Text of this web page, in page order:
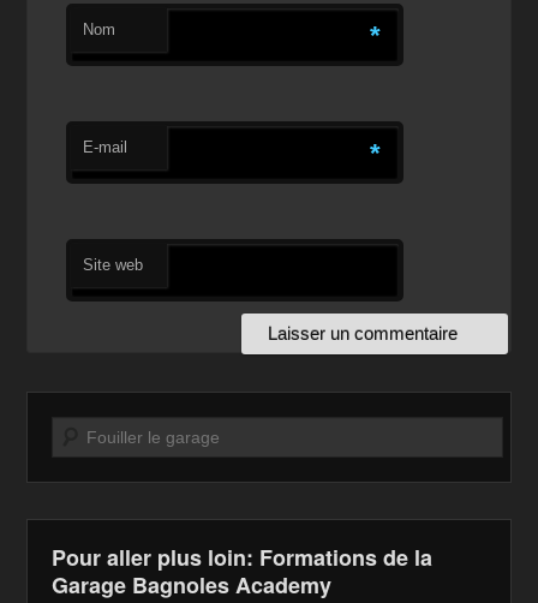
Nom *
E-mail *
Site web
Recherche
Pour aller plus loin: Formations de la
Garage Bagnoles Academy